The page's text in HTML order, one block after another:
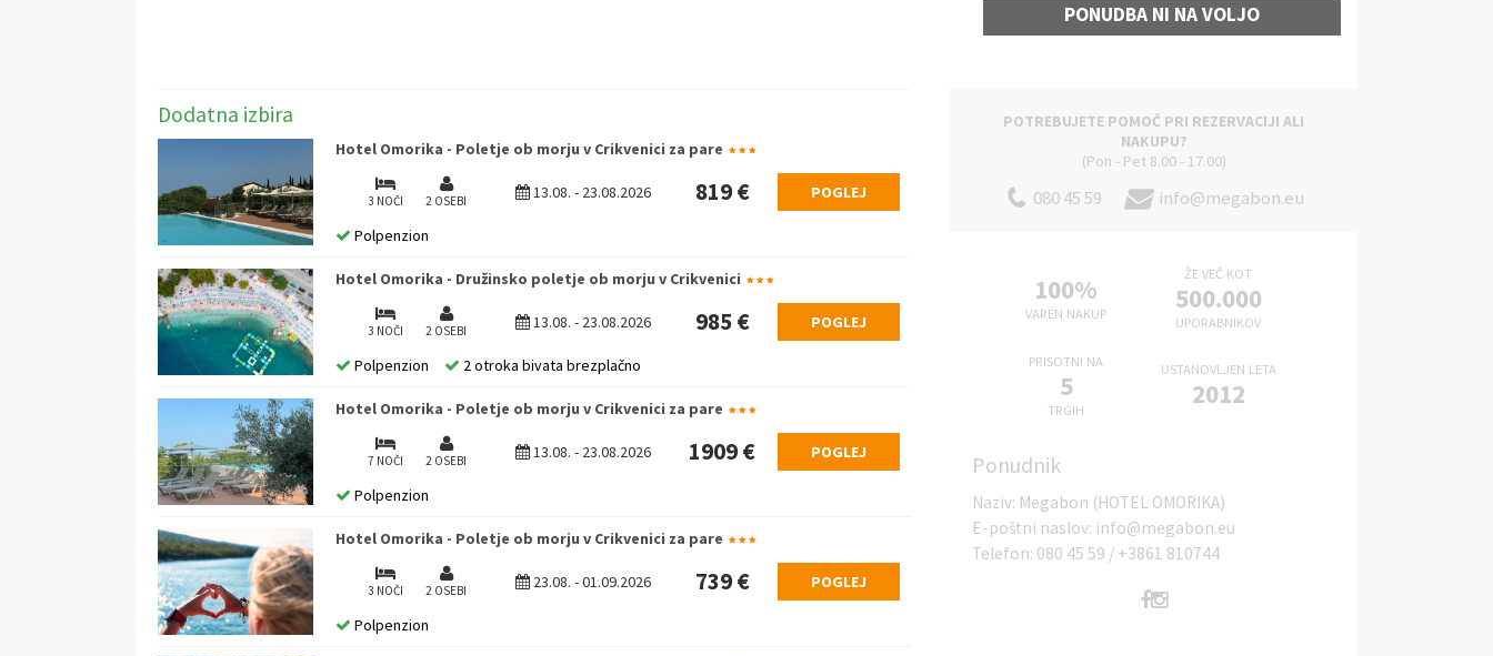
PONUDBA NI NA VOLJO
Dodatna izbira
Hotel Omorika - Poletje ob morju v Crikvenici za pare
3 NOČI 2 OSEBI 13.08. - 23.08.2026 819 € POGLEJ
Polpenzion
Hotel Omorika - Družinsko poletje ob morju v Crikvenici
3 NOČI 2 OSEBI 13.08. - 23.08.2026 985 € POGLEJ
Polpenzion 2 otroka bivata brezplačno
Hotel Omorika - Poletje ob morju v Crikvenici za pare
7 NOČI 2 OSEBI 13.08. - 23.08.2026 1909 € POGLEJ
Polpenzion
Hotel Omorika - Poletje ob morju v Crikvenici za pare
3 NOČI 2 OSEBI 23.08. -01.09.2026 739 € POGLEJ
Polpenzion
POTREBUJETE POMOČ PRI REZERVACIJI ALI
NAKUPU?
(Pon - Pet 8.00 - 17.00)
080 45 59 info@megabon.eu
100%
VAREN NAKUP
ŽE VEČ KOT
500.000
UPORABNIKOV
PRISOTNI NA
5
TRGIH
USTANOVLJEN LETA
2012
Ponudnik
Naziv: Megabon (HOTEL OMORIKA)
E-poštni naslov: info@megabon.eu
Telefon: 080 45 59 / +3861 810744